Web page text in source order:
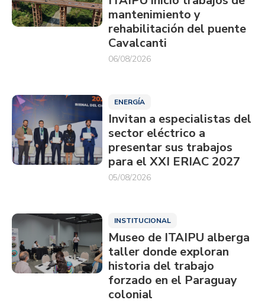
mantenimiento y
rehabilitación del puente
Cavalcanti
06/08/2026
ENERGÍA
Invitan a especialistas del
sector eléctrico a
presentar sus trabajos
para el XXI ERIAC 2027
05/08/2026
INSTITUCIONAL
Museo de ITAIPU alberga
taller donde exploran
historia del trabajo
forzado en el Paraguay
colonial